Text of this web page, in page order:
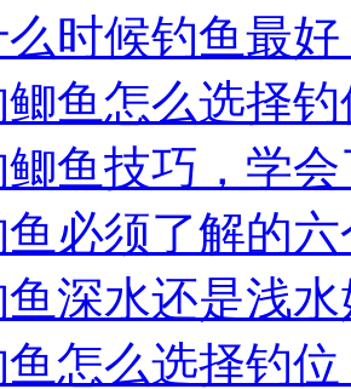
时候钓鱼最好
鱼怎么选择
鱼技巧，学
必须了解的
鱼深水还是浅
怎么选择钓